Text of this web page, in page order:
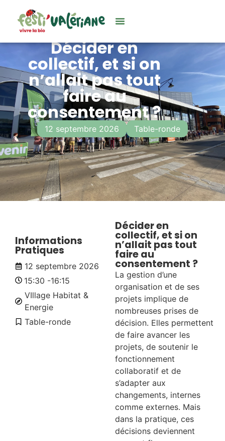
Décider en
collectif, et si on
n’allait pas tout
faire au
consentement ?
12 septembre 2026 Table-ronde
Informations
Pratiques
12 septembre 2026
15:30 -16:15
VIllage Habitat &
Energie
Table-ronde
Décider en
collectif, et si on
n’allait pas tout
faire au
consentement ?
La gestion d’une
organisation et de ses
projets implique de
nombreuses prises de
décision. Elles permettent
de faire avancer les
projets, de soutenir le
fonctionnement
collaboratif et de
s’adapter aux
changements, internes
comme externes. Mais
dans la pratique, ces
décisions deviennent